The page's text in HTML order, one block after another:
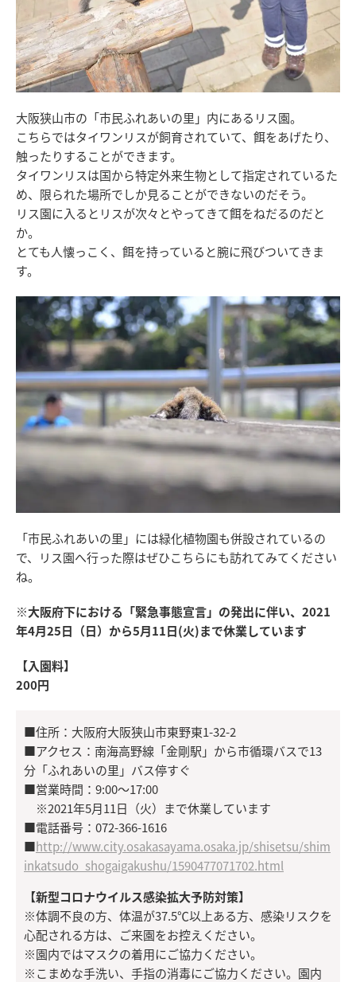
大阪狭山市の「市民ふれあいの里」内にあるリス園。
こちらではタイワンリスが飼育されていて、餌をあげたり、
触ったりすることができます。
タイワンリスは国から特定外来生物として指定されているた
め、限られた場所でしか見ることができないのだそう。
リス園に入るとリスが次々とやってきて餌をねだるのだと
か。
とても人懐っこく、餌を持っていると腕に飛びついてきま
す。
「市民ふれあいの里」には緑化植物園も併設されているの
で、リス園へ行った際はぜひこちらにも訪れてみてください
ね。
※大阪府下における「緊急事態宣言」の発出に伴い、2021
年4月25日（日）から5月11日(火)まで休業しています
【入園料】
200円
■住所：大阪府大阪狭山市東野東1-32-2
■アクセス：南海高野線「金剛駅」から市循環バスで13
分「ふれあいの里」バス停すぐ
■営業時間：9:00〜17:00
※2021年5月11日（火）まで休業しています
■電話番号：072-366-1616
■http://www.city.osakasayama.osaka.jp/shisetsu/shim
inkatsudo_shogaigakushu/1590477071702.html
【新型コロナウイルス感染拡大予防対策】
※体調不良の方、体温が37.5℃以上ある方、感染リスクを
心配される方は、ご来園をお控えください。
※園内ではマスクの着用にご協力ください。
※こまめな手洗い、手指の消毒にご協力ください。園内